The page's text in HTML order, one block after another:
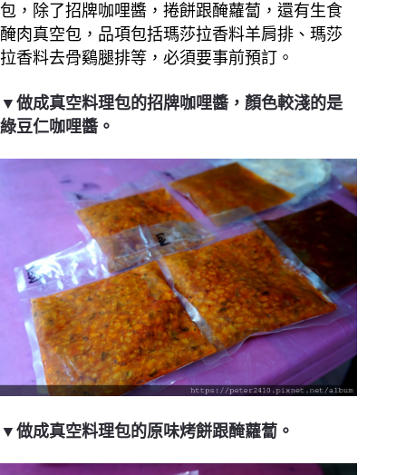
包，除了招牌咖哩醬，捲餅跟醃蘿蔔，還有生食
醃肉真空包，品項包括瑪莎拉香料羊肩排、瑪莎
拉香料去骨鷄腿排等，必須要事前預訂。
▼做成真空料理包的招牌咖哩醬，顏色較淺的是
綠豆仁咖哩醬。
▼做成真空料理包的原味烤餅跟醃蘿蔔。